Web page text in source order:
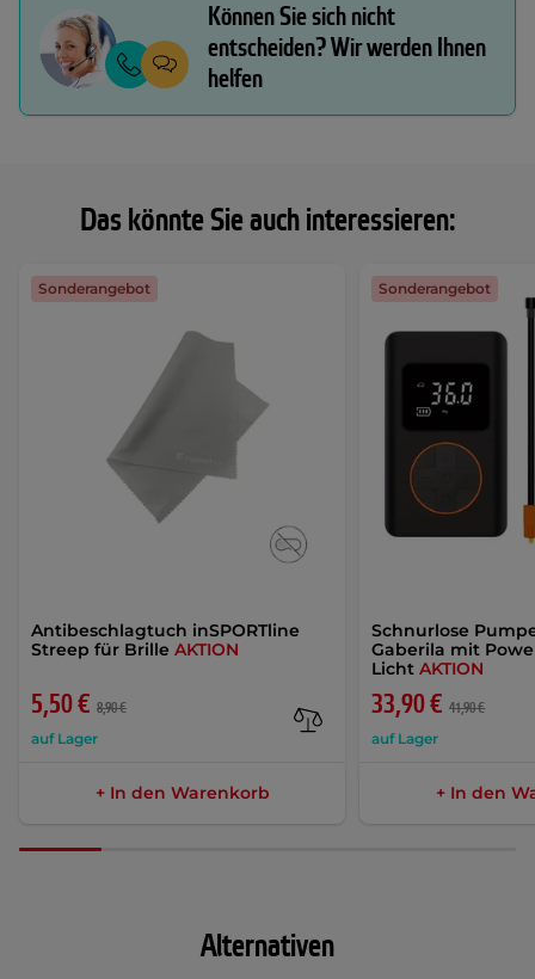
Das könnte Sie auch interessieren:
Antibeschlagtuch inSPORTline
Streep für Brille AKTION
5,50 € 8,90 €
auf Lager
Sonderangebot
+ In den Warenkorb
Schnurlose
Gaberila mit
LichtAKTION
33,90 € 41,90 €
auf Lager
Sonderangebot
+ In den
Können Sie sich nicht
entscheiden? Wir werden Ihnen
helfen
Alternativen